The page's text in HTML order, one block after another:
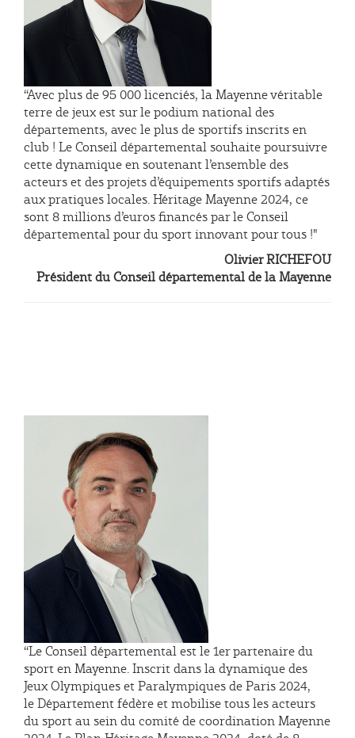
‘‘Avec plus de 95 000 licenciés, la Mayenne véritable
terre de jeux est sur le podium national des
départements, avec le plus de sportifs inscrits en
club ! Le Conseil départemental souhaite poursuivre
cette dynamique en soutenant l’ensemble des
acteurs et des projets d’équipements sportifs adaptés
aux pratiques locales. Héritage Mayenne 2024, ce
sont 8 millions d’euros financés par le Conseil
départemental pour du sport innovant pour tous !"
Olivier RICHEFOU
Président du Conseil départemental de la Mayenne
‘‘Le Conseil départemental est le 1er partenaire du
sport en Mayenne. Inscrit dans la dynamique des
Jeux Olympiques et Paralympiques de Paris 2024,
le Département fédère et mobilise tous les acteurs
du sport au sein du comité de coordination Mayenne